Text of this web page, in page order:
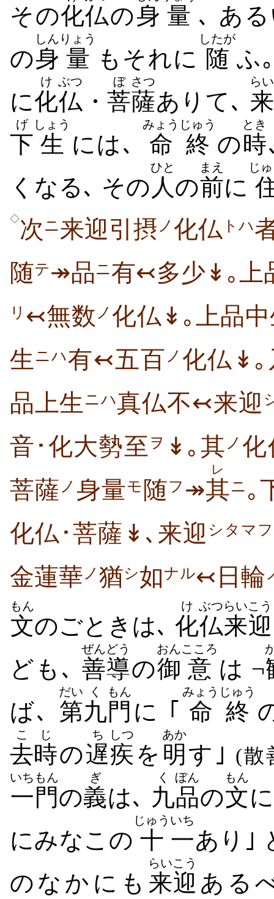
その化仏の身 量 ､ あ
の身
しん
量
りょう
もそれに 随
したが
ふ
に化
け
仏
ぶつ
・ 菩
ぼ
薩
さつ
ありて､
ら
下
げ
生
しょう
には､ 命終
みょうじゅう
の時
とき
くなる､ その 人
ひと
の前
まえ
に
じ
◇次 ニ来迎引摂 ノ 化仏 トハ
随テ↠品ニ有↢多少↡｡上
リ ↢無数 ノ 化仏↡｡上品
生ニハ有↢五百 ノ 化仏↡｡
品上生ニハ真仏不↢来迎
音･化大勢至 ヲ ↡｡其 ノ 化
菩薩 ノ 身量モ 随フ ↠其
レ
ニ ｡
化仏･菩薩↡､来迎 シタマフ
金蓮華 ノ 猶シ如ナル↢日輪
文
もん
のごときは､ 化
け
仏
ぶつ
来迎
らいこう
ども､ 善導
ぜんどう
の御
おん
意
こころ
は ¬
ば､ 第
だい
九
く
門
もん
に ｢ 命終
みょうじゅう
去時
こじ
の遅
ち
疾
しつ
を 明
あか
す｣ (散
一門
いちもん
の義
ぎ
は､ 九
く
品
ぼん
の文
もん
に
にみなこの 十
じゅう
一
いち
あり｣
のなかにも 来迎
らいこう
ある